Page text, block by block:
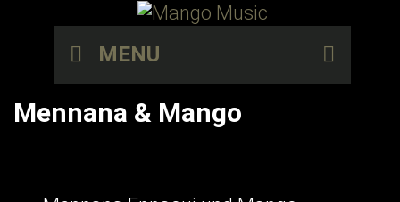
MENU
Mennana & Mango